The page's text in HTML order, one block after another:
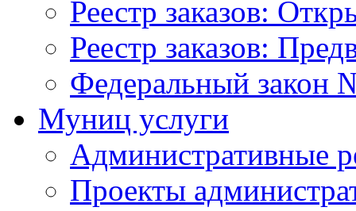
Реестр заказов:
Реестр заказов:
Федеральный закон
Муниц услуги
Административные
Проекты